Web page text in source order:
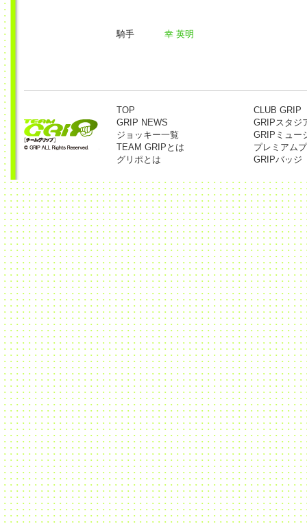
騎手 幸 英明
TOP
GRIP NEWS
ジョッキー一覧
TEAM GRIPとは
グリポとは
CLUB GRIP
GRIPスタジ
GRIPミュー
プレミアム
GRIPバッジ